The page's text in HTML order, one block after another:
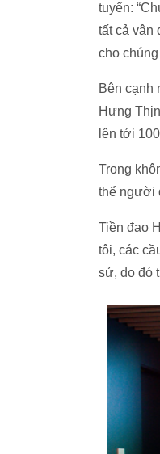
tuyển:
tất cả vận
cho
Bên cạnh
Hưng
lên tới
Trong
thể người
Tiền đạo
tôi, các
sử, do đó